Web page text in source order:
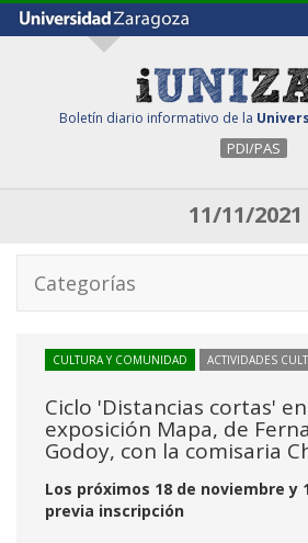
Boletín diario informativo de la
PDI/PAS
11/11/2021
Categorías
CULTURA Y COMUNIDAD ACTIVIDADES
Ciclo 'Distancias cortas'
exposición Mapa, de
Godoy, con la comisaria
Los próximos 18 de noviembre y
previa inscripción